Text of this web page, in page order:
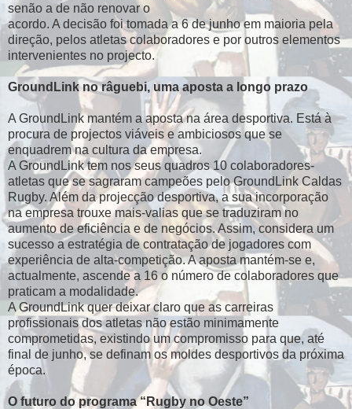
senão a de não renovar o
acordo. A decisão foi tomada a 6 de junho em maioria pela
direção, pelos atletas colaboradores e por outros elementos
intervenientes no projecto.
GroundLink no râguebi, uma aposta a longo prazo
A GroundLink mantém a aposta na área desportiva. Está à
procura de projectos viáveis e ambiciosos que se
enquadrem na cultura da empresa.
A GroundLink tem nos seus quadros 10 colaboradores-
atletas que se sagraram campeões pelo GroundLink Caldas
Rugby. Além da projecção desportiva, a sua incorporação
na empresa trouxe mais-valias que se traduziram no
aumento de eficiência e de negócios. Assim, considera um
sucesso a estratégia de contratação de jogadores com
experiência de alta-competição. A aposta mantém-se e,
actualmente, ascende a 16 o número de colaboradores que
praticam a modalidade.
A GroundLink quer deixar claro que as carreiras
profissionais dos atletas não estão minimamente
comprometidas, existindo um compromisso para que, até
final de junho, se definam os moldes desportivos da próxima
época.
O futuro do programa “Rugby no Oeste”